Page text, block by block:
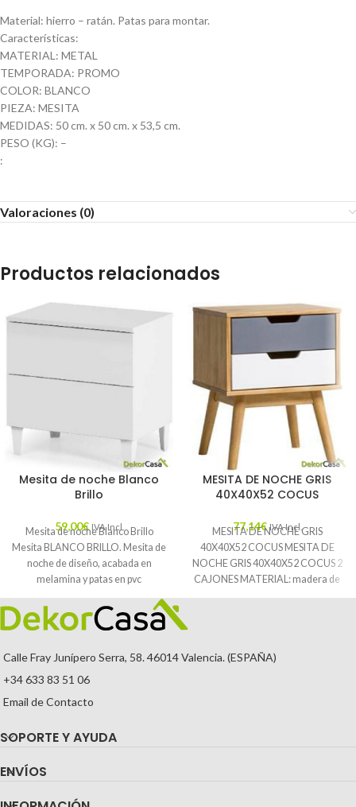
Material: hierro – ratán. Patas para montar.
Características:
MATERIAL: METAL
TEMPORADA: PROMO
COLOR: BLANCO
PIEZA: MESITA
MEDIDAS: 50 cm. x 50 cm. x 53,5 cm.
PESO (KG): –
:
Valoraciones (0)
Productos relacionados
Mesita de noche Blanco
Brillo
59,00€ IVA Incl.
Mesita de noche Blanco Brillo
Mesita BLANCO BRILLO. Mesita de
noche de diseño, acabada en
melamina y patas en pvc
MESITA DE NOCHE GRIS
40X40X52 COCUS
77,14€ IVA Incl.
MESITA DE NOCHE GRIS
40X40X52 COCUS MESITA DE
NOCHE GRIS 40X40X52 COCUS 2
CAJONES MATERIAL: madera de
pino DIMENSIONES Largo:40
Calle Fray Junípero Serra, 58. 46014 Valencia. (ESPAÑA)
+34 633 83 51 06
Email de Contacto
SOPORTE Y AYUDA
ENVÍOS